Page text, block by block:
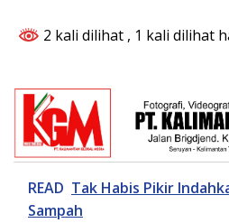
2 kali dilihat , 1 kali dilihat
READ Tak Habis Pikir
Sampah